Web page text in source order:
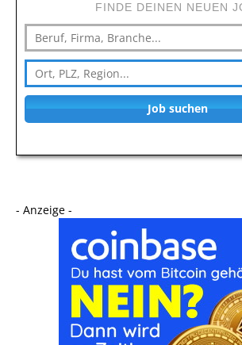
FINDE DEINEN NEUEN
Job suchen
- Anzeige -